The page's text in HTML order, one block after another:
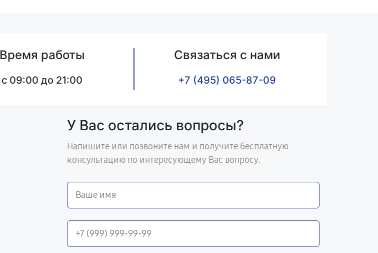
Время работы
c 09:00 до 21:00
Связаться с нами
+7 (495) 065-87-09
У Вас остались вопросы?
Напишите или позвоните нам и получите бесплатную
консультацию по интересующему Вас вопросу.